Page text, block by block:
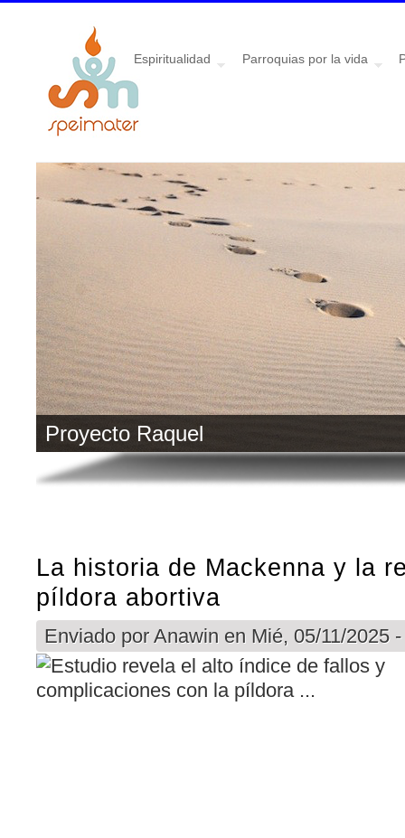
Espiritualidad Parroquias por la vida
Proyecto Raquel
La historia de Mackenna y la
píldora abortiva
Enviado porAnawin en Mié, 05/11/2025